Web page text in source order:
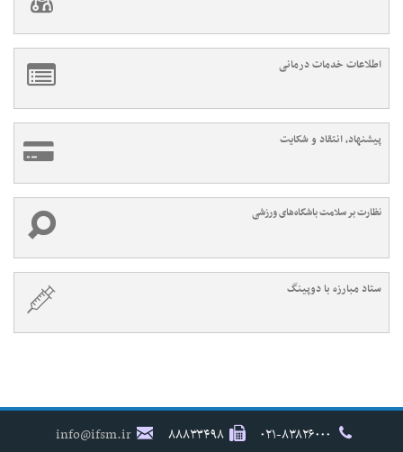
اطلاعات خدمات درمانی
پیشنهاد، انتقاد و شکایت
نظارت بر سلامت باشگاه‌های ورزشی
ستاد مبارزه با دوپینگ
۸۸۸۳۳۴۹۸ info@ifsm.ir